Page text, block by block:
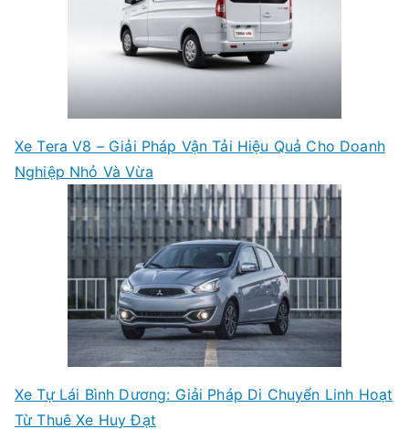
Xe Tera V8 – Giải Pháp Vận Tải Hiệu Quả Cho Doanh
Nghiệp Nhỏ Và Vừa
Xe Tự Lái Bình Dương: Giải Pháp Di Chuyển Linh Hoạt
Từ Thuê Xe Huy Đạt